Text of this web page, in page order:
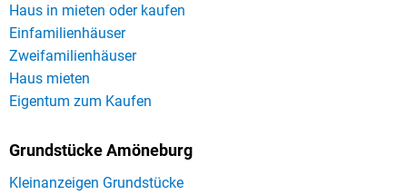
Haus in mieten oder kaufen
Einfamilienhäuser
Zweifamilienhäuser
Haus mieten
Eigentum zum Kaufen
Grundstücke Amöneburg
Kleinanzeigen Grundstücke